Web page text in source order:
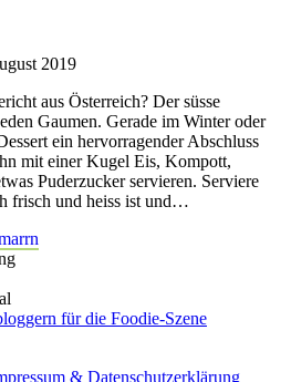
2019
aus Österreich? Der süsse
Gaumen. Gerade im Winter oder
ein hervorragender Abschluss
mit einer Kugel Eis, Kompott,
Puderzucker servieren. Serviere
frisch und heiss ist und…
& Datenschutzerklärung